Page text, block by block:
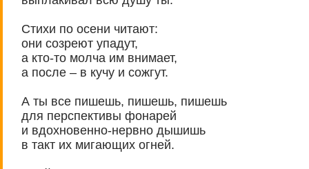
Стихи по осени читают:
они созреют упадут,
а кто-то молча им внимает,
а после – в кучу и сожгут.
А ты все пишешь, пишешь, пишешь
для перспективы фонарей
и вдохновенно-нервно дышишь
в такт их мигающих огней.